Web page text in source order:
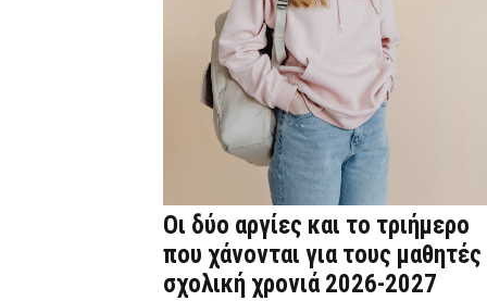
Οι δύο αργίες και το τριήμερο
που χάνονται για τους μαθητές
σχολική χρονιά 2026-2027